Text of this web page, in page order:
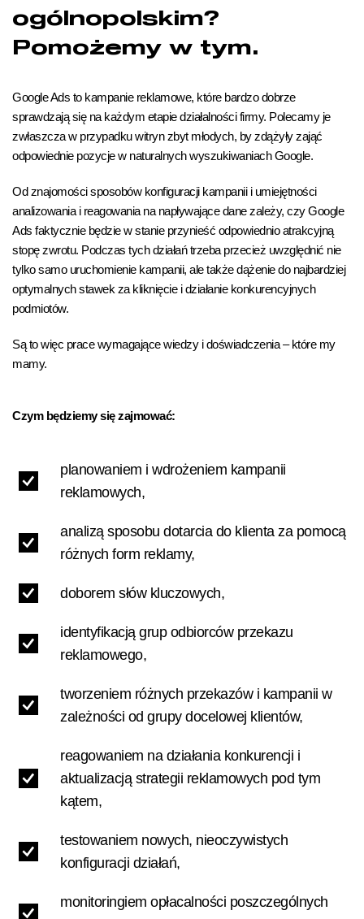
ogólnopolskim?
Pomożemy w tym.
Google Ads to kampanie reklamowe, które bardzo dobrze
sprawdzają się na każdym etapie działalności firmy. Polecamy je
zwłaszcza w przypadku witryn zbyt młodych, by zdążyły zająć
odpowiednie pozycje w naturalnych wyszukiwaniach Google.
Od znajomości sposobów konfiguracji kampanii i umiejętności
analizowania i reagowania na napływające dane zależy, czy Google
Ads faktycznie będzie w stanie przynieść odpowiednio atrakcyjną
stopę zwrotu. Podczas tych działań trzeba przecież uwzględnić nie
tylko samo uruchomienie kampanii, ale także dążenie do najbardziej
optymalnych stawek za kliknięcie i działanie konkurencyjnych
podmiotów.
Są to więc prace wymagające wiedzy i doświadczenia – które my
mamy.
Czym będziemy się zajmować:
planowaniem i wdrożeniem kampanii
reklamowych,
analizą sposobu dotarcia do klienta za pomocą
różnych form reklamy,
doborem słów kluczowych,
identyfikacją grup odbiorców przekazu
reklamowego,
tworzeniem różnych przekazów i kampanii w
zależności od grupy docelowej klientów,
reagowaniem na działania konkurencji i
aktualizacją strategii reklamowych pod tym
kątem,
testowaniem nowych, nieoczywistych
konfiguracji działań,
monitoringiem opłacalności poszczególnych